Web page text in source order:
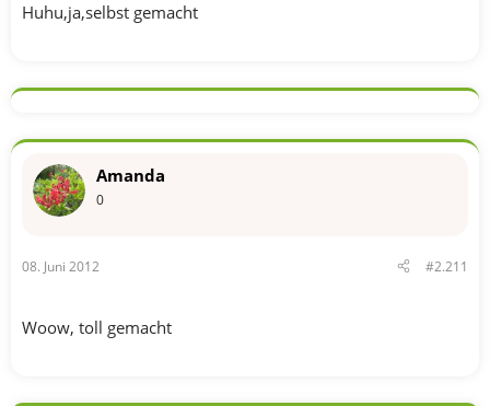
Huhu,ja,selbst gemacht
Amanda
0
08. Juni 2012 #2.211
Woow, toll gemacht